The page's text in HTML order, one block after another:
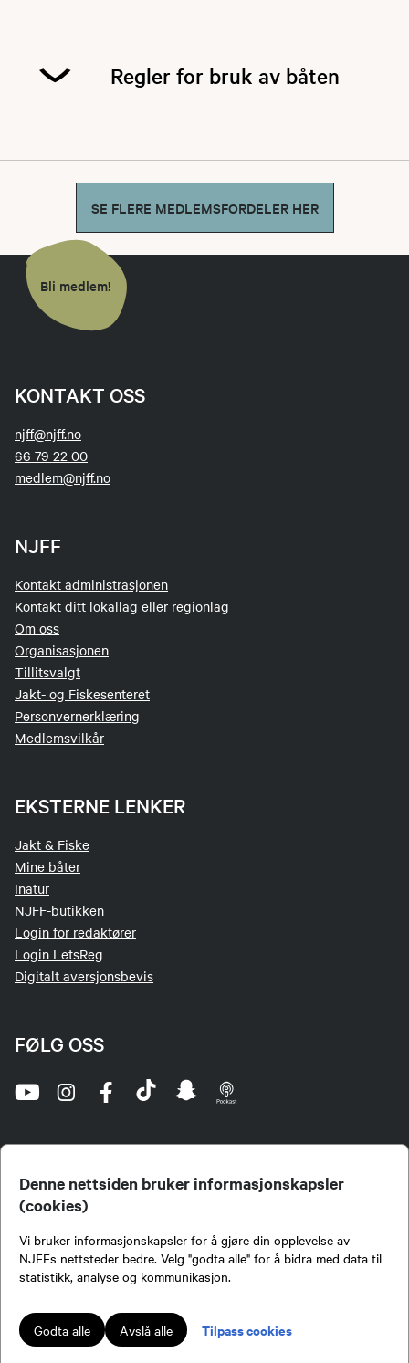
Denne nettsiden bruker informasjonskapsler
(cookies)
Vi bruker informasjonskapsler for å gjøre din opplevelse av
NJFFs nettsteder bedre. Velg "godta alle" for å bidra med data til
statistikk, analyse og kommunikasjon.
Godta alle Avslå alle Tilpass cookies
person. Båtene er 14 fot og modellen heter
Viking 440.
du en e-post med bekreftelse og koden til låsen
på båten.
gangen.
Regler for bruk av båten
Din tilgang til båt er personlig og knyttet til
ditt medlemskap i NJFF.
Koden til låsen skal aldri gis ut til andre.
Det er 16 års aldersgrense for bestilling og
bruk av båt.
Båten skal bestilles før du benytter den.
Båten skal kun benyttes i bestilt tidsrom.
Husk å returnere båten i tide.
Dersom du ikke kan benytte båten når du
den.
Redningsvest skal alltid benyttes ved bruk
av båten.
Lås båt og årer når du forlater båten.
Dersom båt eller utstyr har mangler eller er
bestillingssiden
Brudd på reglene kan føre til inndragelse
av retten til å bestille båt.
SE FLERE MEDLEMSFORDELER HER
Bli medlem!
KONTAKT OSS
njff@njff.no
66 79 22 00
medlem@njff.no
NJFF
Kontakt administrasjonen
Kontakt ditt lokallag eller regionlag
Om oss
Organisasjonen
Tillitsvalgt
Jakt- og Fiskesenteret
Personvernerklæring
Medlemsvilkår
EKSTERNE LENKER
Jakt & Fiske
Mine båter
Inatur
NJFF-butikken
Login for redaktører
Login LetsReg
Digitalt aversjonsbevis
FØLG OSS
jegere og sportsfiskere og et av de viktigste miljøene for formidling av kunnskap om jakt og
fiske i Norge. Vi er en partipolitisk nøytral organisasjon, men har et sterkt jakt-, fiske-, og
naturpolitisk engasjement i mange saker.
Lokalforeninger tilsluttet Norges Jeger- og Fiskerforbund har ansvar for innhold de
publiserer på njff.no.